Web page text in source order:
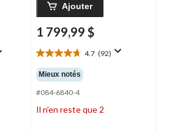
Ajouter
1 799,99 $
4.7 (92)
4.7
étoile(s)
sur
5.
92
évaluations
Mieux notés
#084-6840-4
Il n’en reste que 2